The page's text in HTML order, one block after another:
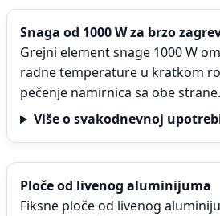
Snaga od 1000 W za brzo
Grejni element snage 1000 W
radne temperature u kratkom
pečenje namirnica sa obe strane.
Više o svakodnevnoj
Ploče od livenog aluminijuma
Fiksne ploče od livenog